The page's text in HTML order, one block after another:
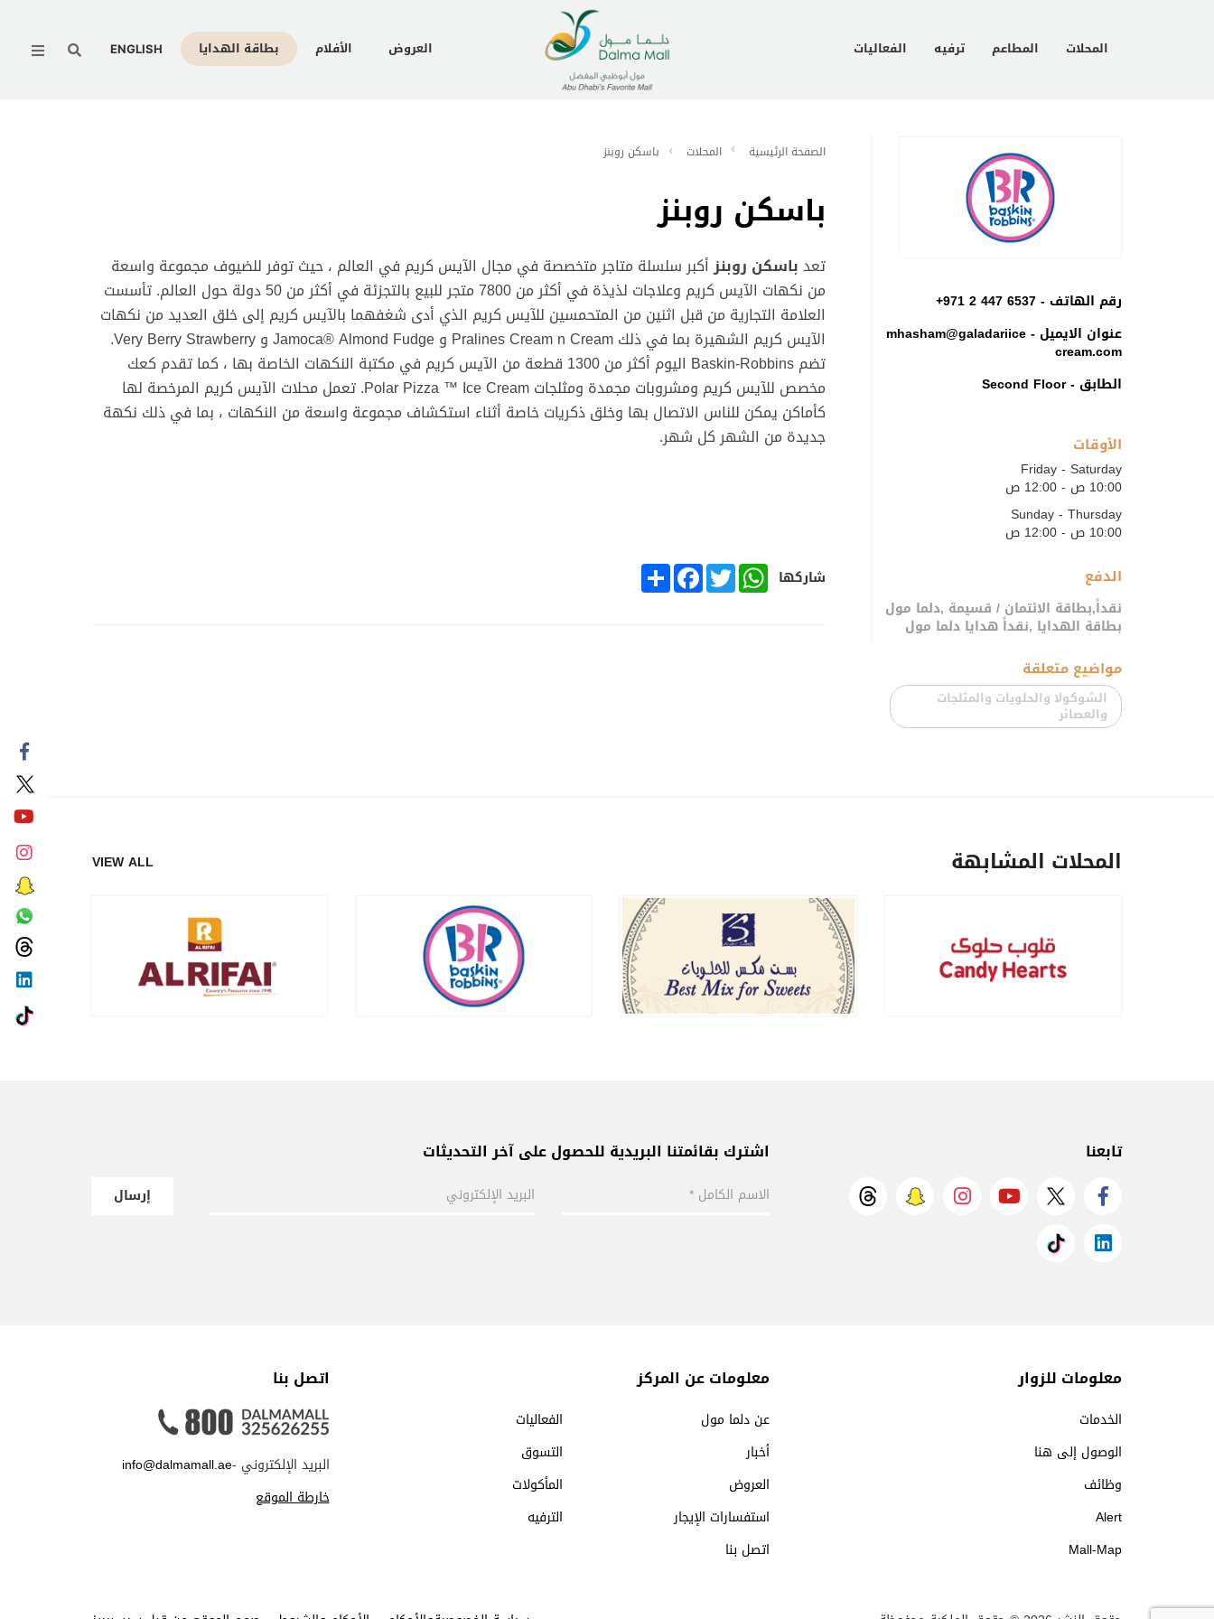
المحلات المطاعم ترفيه الفعاليات العروض الأفلام بطاقة الهدايا ENGLISH
Menu
رقم الهاتف -+971 2 447 6537
عنوان الايميل -mhasham@galadariice
cream.com
الطابق - Second Floor
الأوقات
Friday - Saturday
10:00 ص - 12:00 ص
Sunday - Thursday
10:00 ص - 12:00 ص
الدفع
نقداً,بطاقة الائتمان / قسيمة ,دلما مول
بطاقة الهدايا ,نقداً هدايا دلما مول
مواضيع متعلقة
الشوكولا والحلويات والمثلجات
والعصائر
الصفحة الرئيسية المحلات باسكن روبنز
باسكن روبنز
تعدباسكن روبنزأكبر سلسلة متاجر متخصصة في مجال الآيس كريم في العالم ، حيث توفر للضيوف مجموعة واسعة
من نكهات الآيس كريم وعلاجات لذيذة في أكثر من 7800 متجر للبيع بالتجزئة في أكثر من 50 دولة حول العالم. تأسست
العلامة التجارية من قبل اثنين من المتحمسين للآيس كريم الذي أدى شغفهما بالآيس كريم إلى خلق العديد من نكهات
الآيس كريم الشهيرة بما في ذلك Pralines Cream n Cream و Jamoca® Almond Fudge و Very Berry Strawberry.
تضم Baskin-Robbins اليوم أكثر من 1300 قطعة من الآيس كريم في مكتبة النكهات الخاصة بها ، كما تقدم كعك
مخصص للآيس كريم ومشروبات مجمدة ومثلجات Polar Pizza ™ Ice Cream. تعمل محلات الآيس كريم المرخصة لها
كأماكن يمكن للناس الاتصال بها وخلق ذكريات خاصة أثناء استكشاف مجموعة واسعة من النكهات ، بما في ذلك نكهة
جديدة من الشهر كل شهر.
شاركها SHARE
FACEBOOKTWITTER
WHATSAPP
المحلات المشابهة VIEW ALL
تابعنا اشترك بقائمتنا البريدية للحصول على آخر التحديثات
إرسال
معلومات للزوار
الخدمات
الوصول إلى هنا
وظائف
Alert
Mall-Map
معلومات عن المركز
عن دلما مول
الفعاليات
أخبار
التسوق
العروض
المأكولات
استفسارات الإيجار
الترفيه
اتصل بنا
اتصل بنا
البريد الإلكتروني -info@dalmamall.ae
خارطة الموقع